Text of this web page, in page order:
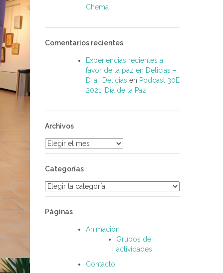
Chema
Comentarios recientes
Experiencias recientes a
favor de la paz en Delicias –
D=a= Delicias en Podcast 30E
2021. Día de la Paz
Archivos
Archivos
Categorías
Categorías
Páginas
Animación
Grupos de
actividades
Contacto